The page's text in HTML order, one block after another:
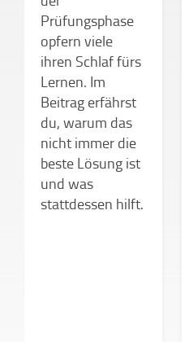
Prüfungsphase
opfern viele
ihren Schlaf fürs
Lernen. Im
Beitrag erfährst
du, warum das
nicht immer die
beste Lösung ist
und was
stattdessen hilft.